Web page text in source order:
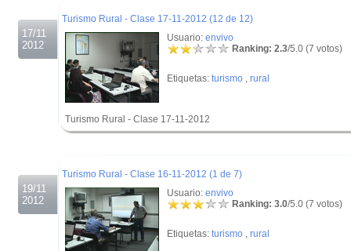
17/11
2012
Turismo Rural - Clase 17-11-2012 (12 de 12)
Usuario: envivo
Ranking: 2.3/5.0 (7 votos)
Etiquetas: turismo , rural
Turismo Rural - Clase 17-11-2012
19/11
2012
Turismo Rural - Clase 16-11-2012 (1 de 7)
Usuario: envivo
Ranking: 3.0/5.0 (7 votos)
Etiquetas: turismo , rural